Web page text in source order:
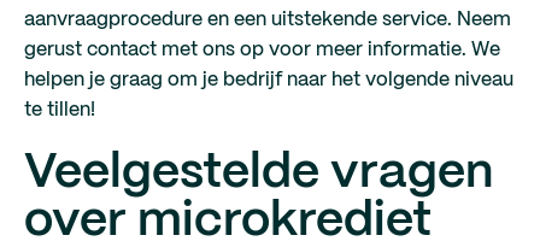
aanvraagprocedure en een uitstekende service. Neem
gerust contact met ons op voor meer informatie. We
helpen je graag om je bedrijf naar het volgende niveau
te tillen!
Veelgestelde vragen
over microkrediet